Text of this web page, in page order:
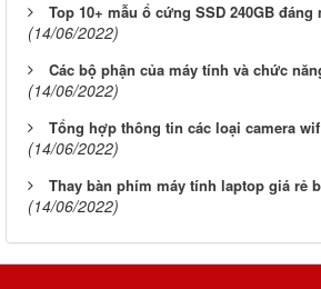
Top 10+ mẫu ổ cứng SSD 240GB
(14/06/2022)
Các bộ phận của máy tính và chức
(14/06/2022)
Tổng hợp thông tin các loại camera
(14/06/2022)
Thay bàn phím máy tính laptop giá rẻ
(14/06/2022)